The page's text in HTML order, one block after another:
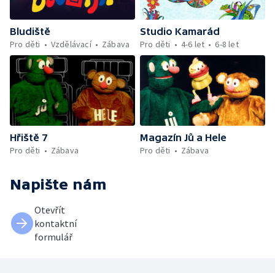
Bludiště
Pro děti
Vzdělávací Zábava
Studio Kamarád
Pro děti
4-6 let 6-8 let
Hřiště 7
Pro děti
Zábava
Magazín Jů a Hele
Pro děti
Zábava
Napište nám
Otevřít
kontaktní
formulář